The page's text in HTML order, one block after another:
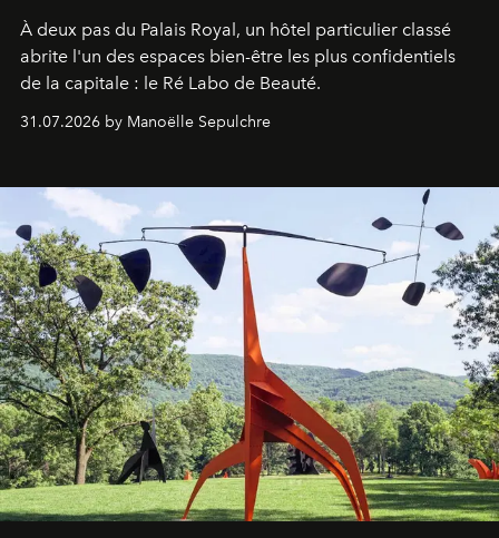
À deux pas du Palais Royal, un hôtel particulier classé
abrite l'un des espaces bien-être les plus confidentiels
de la capitale : le Ré Labo de Beauté.
31.07.2026 by Manoëlle Sepulchre